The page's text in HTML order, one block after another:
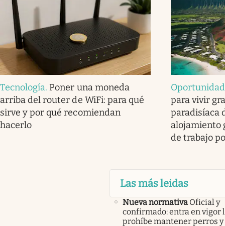
Tecnología. Poner una moneda
arriba del router de WiFi: para qué
sirve y por qué recomiendan
hacerlo
Oportunidad
para vivir
paradisíaca
alojamiento
de trabajo
Las más leidas
Nueva normativa Oficial y
confirmado: entra en vigor
prohíbe mantener perros y